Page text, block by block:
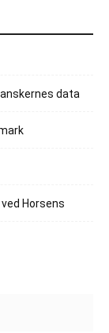
data
Horsens